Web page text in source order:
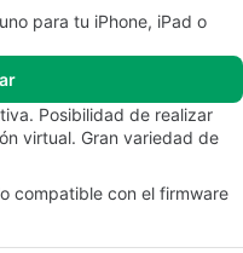
para tu iPhone, iPad o
Posibilidad de realizar
virtual. Gran variedad de
compatible con el firmware